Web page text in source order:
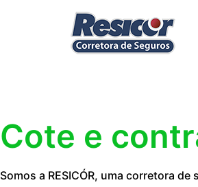
Cote e
Somos a RESICÓR, uma corretora